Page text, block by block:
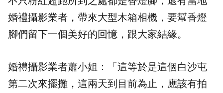
婚禮攝影業者，帶來大型木箱相機，要幫香燈
腳們留下一個美好的回憶，跟大家結緣。
婚禮攝影業者蕭小姐：「這等於是這個白沙屯
第二次來擺攤，這兩天到目前為止，應該有拍